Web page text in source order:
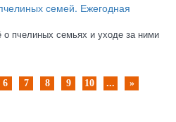
семей. Ежегодная
о пчелиных семьях и уходе за ними
6 7 8 9 10 ... »